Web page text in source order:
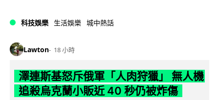
科技娛樂 生活娛樂 城中熱話
Lawton 18 小時
澤連斯基怒斥俄軍「人肉狩獵」 無人機
追殺烏克蘭小販近 40 秒仍被炸傷